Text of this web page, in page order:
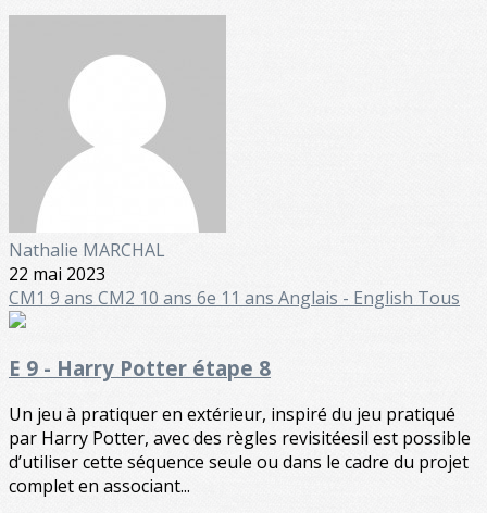
Nathalie MARCHAL
22 mai 2023
CM1 9 ans CM2 10 ans 6e 11 ans Anglais - English Tous
E 9 - Harry Potter étape 8
Un jeu à pratiquer en extérieur, inspiré du jeu pratiqué
par Harry Potter, avec des règles revisitéesil est possible
d’utiliser cette séquence seule ou dans le cadre du projet
complet en associant...